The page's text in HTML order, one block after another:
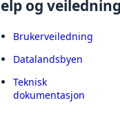
og
Brukerveiledning
Datalandsbyen
Teknisk
dokumentasjon